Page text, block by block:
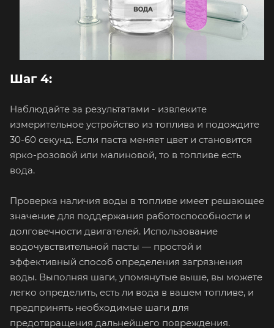
Шаг 4:
Наблюдайте за результатами - извлеките
измерительное устройство из топлива и подождите
30-60 секунд. Если паста меняет цвет и становится
ярко-розовой или малиновой, то в топливе есть
вода.
Проверка наличия воды в топливе имеет решающее
значение для поддержания работоспособности и
долговечности двигателей. Использование
водочувствительной пасты — простой и
эффективный способ определения загрязнения
воды. Выполняя шаги, упомянутые выше, вы можете
легко определить, есть ли вода в вашем топливе, и
предпринять необходимые шаги для
предотвращения дальнейшего повреждения.